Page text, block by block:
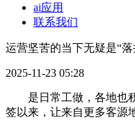
ai应用
联系我们
运营坚苦的当下无疑是“落
2025-11-23 05:28
是日常工做，各地也积
签以来，让来自更多客源